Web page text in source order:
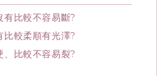
比較不容易斷?
較柔順有光澤?
比較不容易裂?